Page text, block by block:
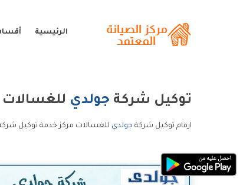
الرئيسية
توكيل شركة جولدي للغسالات
ارقام توكيل شركة جولدي للغسالات مركز خدمة توكيل